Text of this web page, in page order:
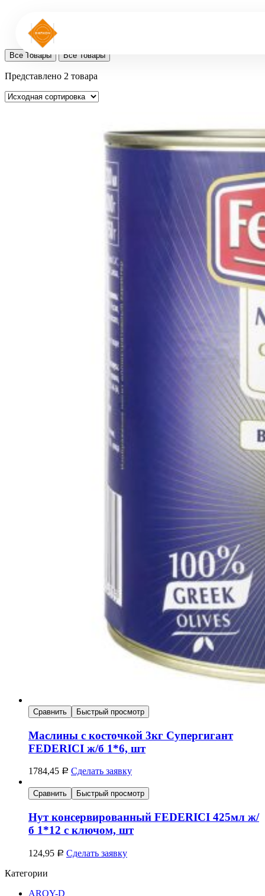
Все Товары Все Товары
Представлено 2 товара
Сравнить Быстрый просмотр
Маслины с косточкой 3кг Супергигант
FEDERICI ж/б 1*6, шт
1784,45 Р Сделать заявку
Сравнить Быстрый просмотр
Нут консервированный FEDERICI 425мл ж/
б 1*12 с ключом, шт
124,95 Р Сделать заявку
Категории
AROY-D